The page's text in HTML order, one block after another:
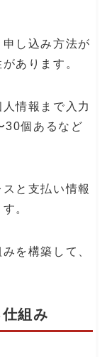
し込み方法が
あります。
情報まで入力
30個あるなど
と支払い情報
。
を構築して、
組み